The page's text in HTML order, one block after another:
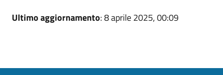
Ultimo aggiornamento: 8 aprile 2025, 00:09